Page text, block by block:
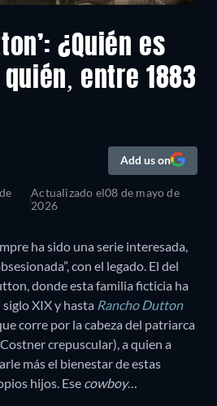
¿Quién es
entre 1883
Add us on
Actualizado el08 de mayo de
2026
ha sido una serie interesada,
con el legado. El del
donde esta familia ficticia ha
XIX y hasta Rancho Dutton
corre por la cabeza del patriarca
crepuscular), a quien a
más el bienestar de estas
hijos. Ese cowboy…